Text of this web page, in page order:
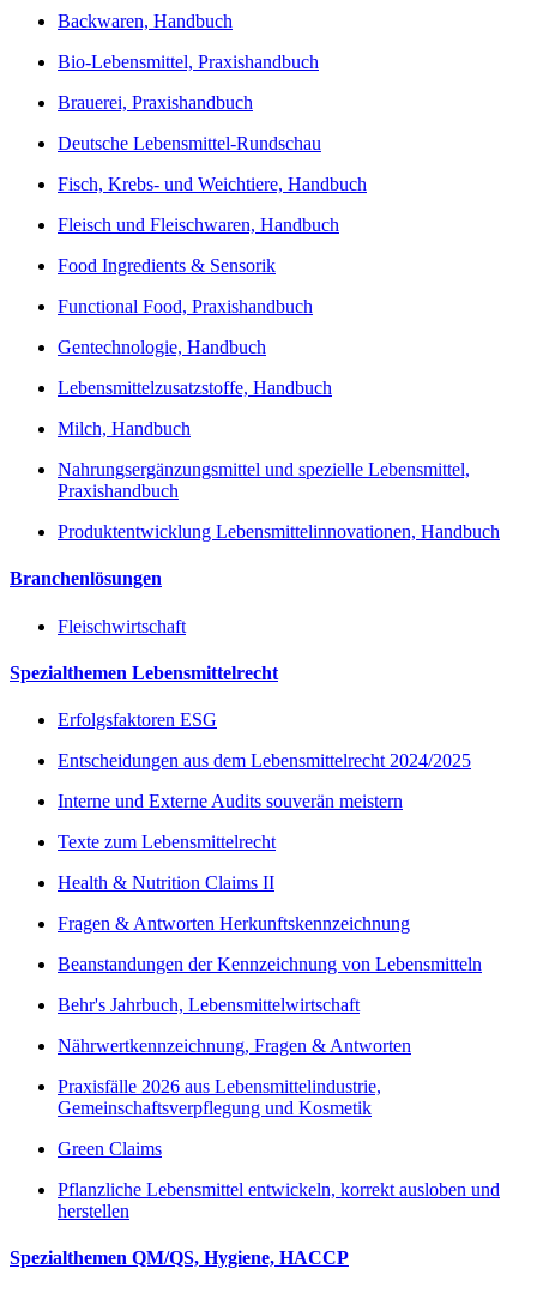
Backwaren, Handbuch
Bio-Lebensmittel, Praxishandbuch
Brauerei, Praxishandbuch
Deutsche Lebensmittel-Rundschau
Fisch, Krebs- und Weichtiere, Handbuch
Fleisch und Fleischwaren, Handbuch
Food Ingredients & Sensorik
Functional Food, Praxishandbuch
Gentechnologie, Handbuch
Lebensmittelzusatzstoffe, Handbuch
Milch, Handbuch
Nahrungsergänzungsmittel und spezielle Lebensmittel,
Praxishandbuch
Produktentwicklung Lebensmittelinnovationen, Handbuch
Branchenlösungen
Fleischwirtschaft
Spezialthemen Lebensmittelrecht
Erfolgsfaktoren ESG
Entscheidungen aus dem Lebensmittelrecht 2024/2025
Interne und Externe Audits souverän meistern
Texte zum Lebensmittelrecht
Health & Nutrition Claims II
Fragen & Antworten Herkunftskennzeichnung
Beanstandungen der Kennzeichnung von Lebensmitteln
Behr's Jahrbuch, Lebensmittelwirtschaft
Nährwertkennzeichnung, Fragen & Antworten
Praxisfälle 2026 aus Lebensmittelindustrie,
Gemeinschaftsverpflegung und Kosmetik
Green Claims
Pflanzliche Lebensmittel entwickeln, korrekt ausloben und
herstellen
Spezialthemen QM/QS, Hygiene, HACCP